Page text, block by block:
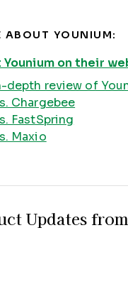
ABOUT YOUNIUM:
Younium on their
depth review of
Chargebee
FastSpring
Maxio
Updates